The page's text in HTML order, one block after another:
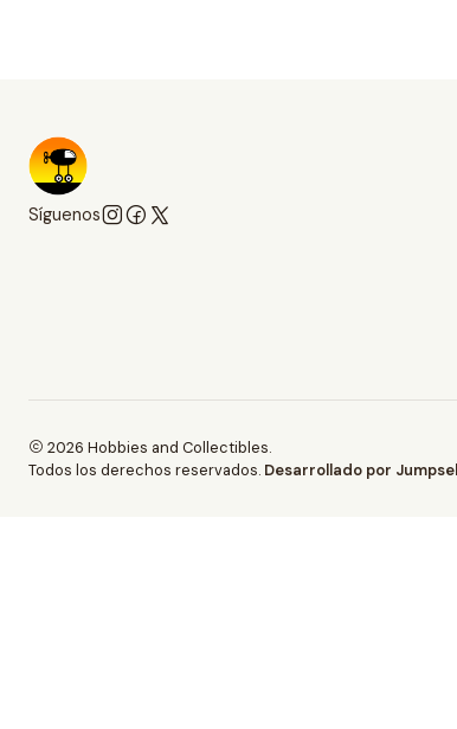
Síguenos
2026 Hobbies and Collectibles.
Todos los derechos reservados. Desarrollado por